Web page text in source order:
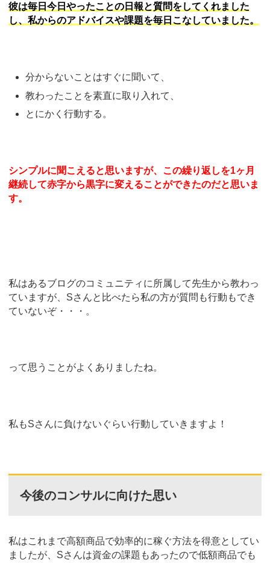
彼は毎日今日やったことの日報と質問をしてくれました
し、私からのアドバイスや課題を毎日こなしていました。
分からないことはすぐに聞いて、
教わったことを素直に取り入れて、
とにかく行動する。
シンプルに聞こえると思いますが、この繰り返しを1ヶ月
継続して赤字から黒字に変えることができたのだと思いま
す。
私はあるブログのコミュニティに所属して先生から教わっ
ていますが、Sさんと比べたら私の方が質問も行動もでき
ていないぞ・・・。
って思うことがよくありましたね。
私もSさんに負けないぐらい行動していきますよ！
今後のコンサルに向けた思い
私はこれまで高額商品で効率的に稼ぐ方法を得意としてい
ましたが、Sさんは資金の課題もあったので低額商品でも